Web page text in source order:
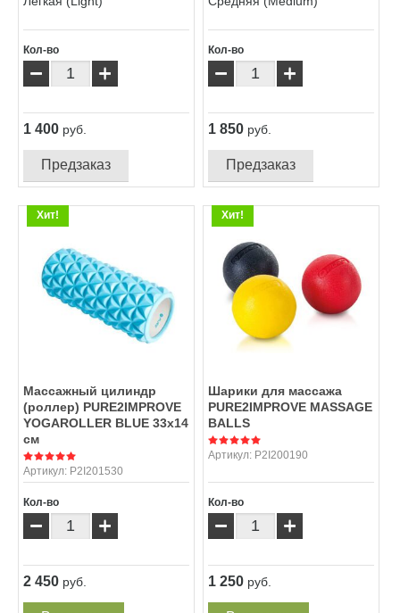
Кол-во
− +
1 400 руб.
Предзаказ
Кол-во
− +
1 850 руб.
Предзаказ
Хит!
Массажный цилиндр
(роллер) PURE2IMPROVE
YOGAROLLER BLUE 33x14
см
Артикул: P2I201530
Кол-во
− +
2 450 руб.
Хит!
Шарики для массажа
PURE2IMPROVE MASSAGE
BALLS
Артикул:P2I200190
Кол-во
− +
1 250 руб.